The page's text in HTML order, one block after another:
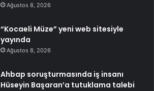
Ağustos 8, 2026
“Kocaeli Müze” yeni web sitesiyle
yayında
Ağustos 8, 2026
Ahbap soruşturmasında iş insanı
Hüseyin Başaran’a tutuklama talebi